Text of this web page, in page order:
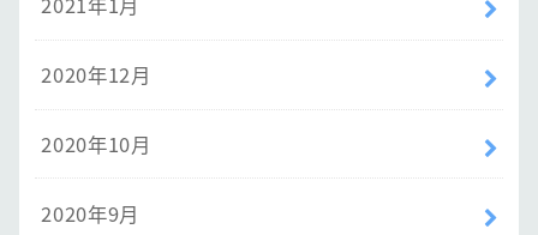
2020年12月
2020年10月
2020年9月